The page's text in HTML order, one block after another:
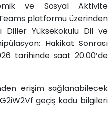
ve Sosyal Aktivite
platformu üzerinden
Diller Yüksekokulu Dil ve
Hakikat Sonrası
tarihinde saat 20.00’de
erişim sağlanabilecek
geçiş kodu bilgileri